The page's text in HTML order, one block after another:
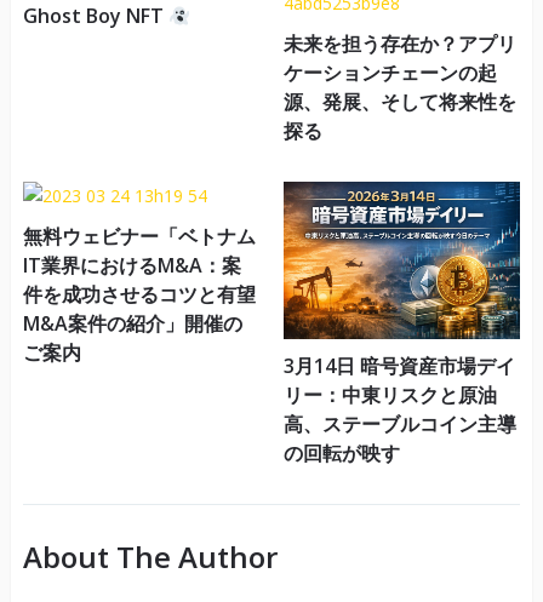
Ghost Boy NFT
未来を担う存在か？アプリ
ケーションチェーンの起
源、発展、そして将来性を
探る
無料ウェビナー「ベトナム
IT業界におけるM&A：案
件を成功させるコツと有望
M&A案件の紹介」開催の
ご案内
3月14日 暗号資産市場デイ
リー：中東リスクと原油
高、ステーブルコイン主導
の回転が映す
About The Author